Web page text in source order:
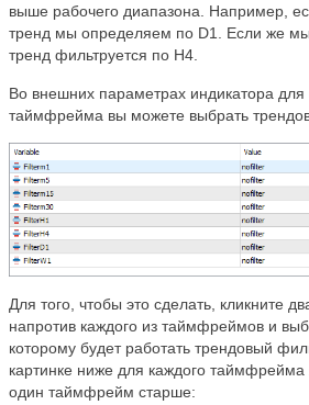
выше рабочего диапазона. Например,
тренд мы определяем по D1. Если же
тренд фильтруется по H4.
Во внешних параметрах индикатора для
таймфрейма вы можете выбрать
Для того, чтобы это сделать, кликните
напротив каждого из таймфреймов и
которому будет работать трендовый
картинке ниже для каждого
один таймфрейм старше: